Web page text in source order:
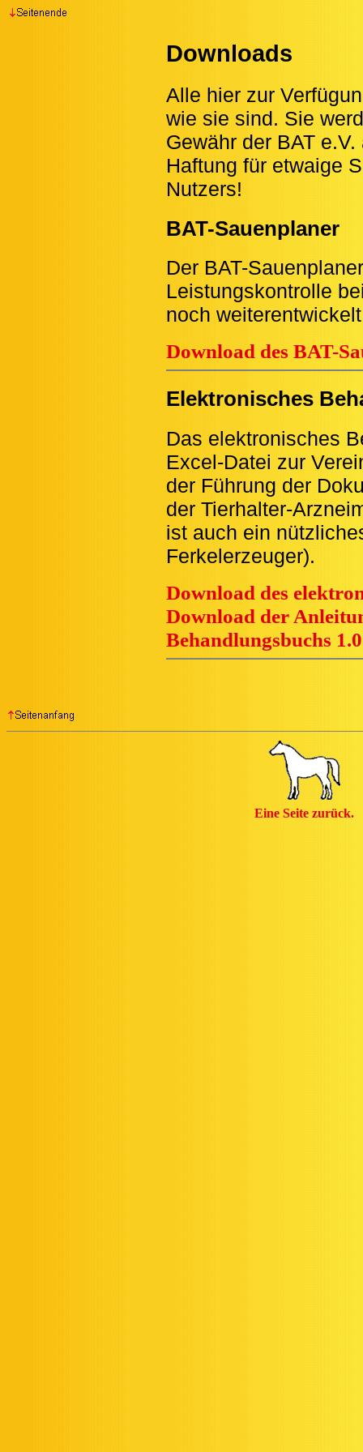
Downloads
Alle hier zur
wie sie sind. Sie
Gewähr der BAT
Haftung für etwaige
Nutzers!
BAT-Sauenplaner
Der BAT-
Leistungskontrolle
noch
Download des BAT-
Elektronisches
Das elektronisches
Excel-Datei zur
der Führung der
der Tierhalter-
ist auch ein
Ferkelerzeuger).
Download des
Download der
Behandlungsbuchs
Eine Seite zurück.